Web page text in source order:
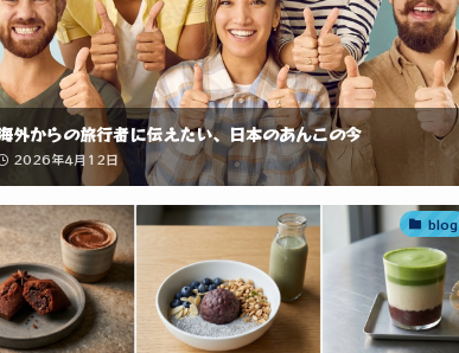
外からの旅行者に伝えたい、日本のあんこの今
2026年4月12日
blog